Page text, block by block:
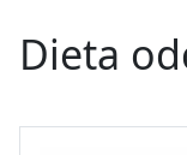
Dieta